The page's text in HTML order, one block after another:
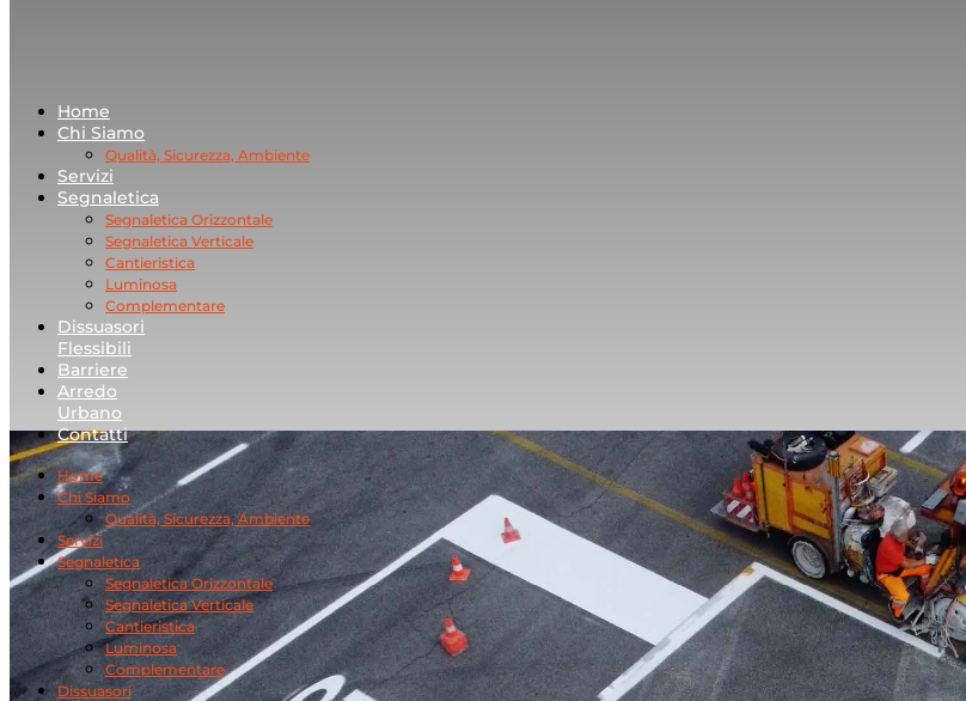
Home
Chi Siamo
Qualità, Sicurezza, Ambiente
Servizi
Segnaletica
Segnaletica Orizzontale
Segnaletica Verticale
Cantieristica
Luminosa
Complementare
Dissuasori
Flessibili
Barriere
Arredo
Urbano
Contatti
Home
Chi Siamo
Qualità, Sicurezza, Ambiente
Servizi
Segnaletica
Segnaletica Orizzontale
Segnaletica Verticale
Cantieristica
Luminosa
Complementare
Dissuasori